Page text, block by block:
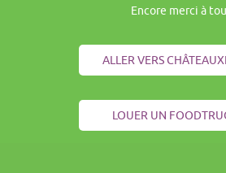
Encore merci à
ALLER VERS
LOUER UN